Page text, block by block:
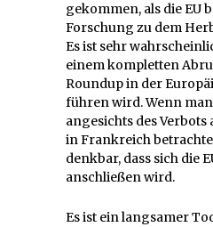
gekommen, als die EU
Forschung zu dem
Es ist sehr
einem kompletten
Roundup in der
führen wird. Wenn
angesichts des
in Frankreich
denkbar, dass sich die
anschließen wird.
Es ist ein langsamer